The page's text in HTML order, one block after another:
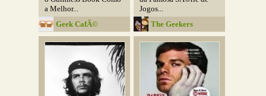
a Melhor...
Geek CafÃ©
Jogos...
The Geekers